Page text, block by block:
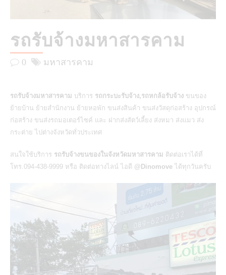
รถรับจ้างมหาสารคาม
0 มหาสารคาม
รถรับจ้างมหาสารคาม บริการ รถกระบะรับจ้าง,รถหกล้อรับจ้าง ขนของ
ย้ายบ้าน ย้ายสำนักงาน ย้ายหอพัก ขนส่งสินค้า ขนส่งวัสดุก่อสร้าง อุปกรณ์
ก่อสร้าง ขนส่งรถมอเตอร์ไซค์ และ ฝากส่งสัตว์เลี้ยง ส่งหมา ส่งแมว ส่ง
กระต่าย ไปต่างจังหวัดทั่วประเทศ
สนใจใช้บริการ รถรับจ้างขนของในจังหวัดมหาสารคาม ติดต่อเราได้ที่
โทร.094-438-9999 หรือ ติดต่อทางไลน์ ไอดี @Dinomove ได้ทุกวันครับ